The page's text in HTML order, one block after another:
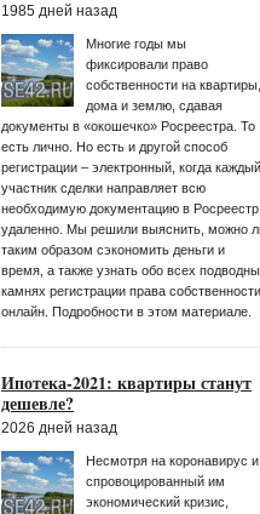
1985 дней назад
Многие годы мы
фиксировали право
собственности на квартиры,
дома и землю, сдавая
документы в «окошечко» Росреестра. То
есть лично. Но есть и другой способ
регистрации – электронный, когда каждый
участник сделки направляет всю
необходимую документацию в Росреестр
удаленно. Мы решили выяснить, можно
таким образом сэкономить деньги и
время, а также узнать обо всех
камнях регистрации права собственности
онлайн. Подробности в этом материале.
Ипотека-2021: квартиры станут
дешевле?
2026 дней назад
Несмотря на коронавирус и
спровоцированный им
экономический кризис,